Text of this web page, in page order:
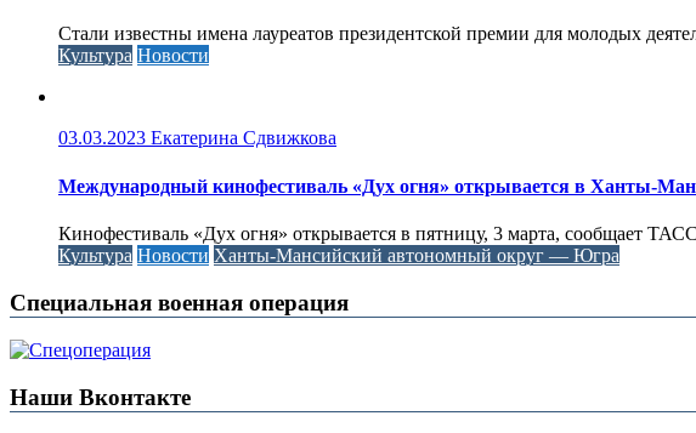
Стали известны имена лауреатов президентской премии для молодых
Культура Новости
03.03.2023 Екатерина Сдвижкова
Международный кинофестиваль «Дух огня» открывается в Ханты-
Кинофестиваль «Дух огня» открывается в пятницу, 3 марта, сообщает
Культура Новости Ханты-Мансийский автономный округ — Югра
Специальная военная операция
Наши Вконтакте